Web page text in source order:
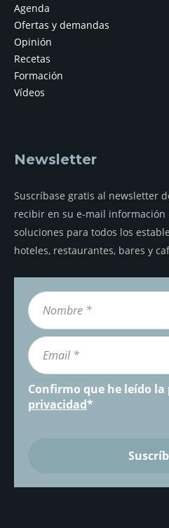
Agenda
Ofertas y demandas
Opinión
Recetas
Formación
Vídeos
Newsletter
Suscríbase gratis al newsletter
recibir en su e-mail
soluciones para todos los
hoteles, restaurantes, bares y
Confirmo que he leído la
privacidad*